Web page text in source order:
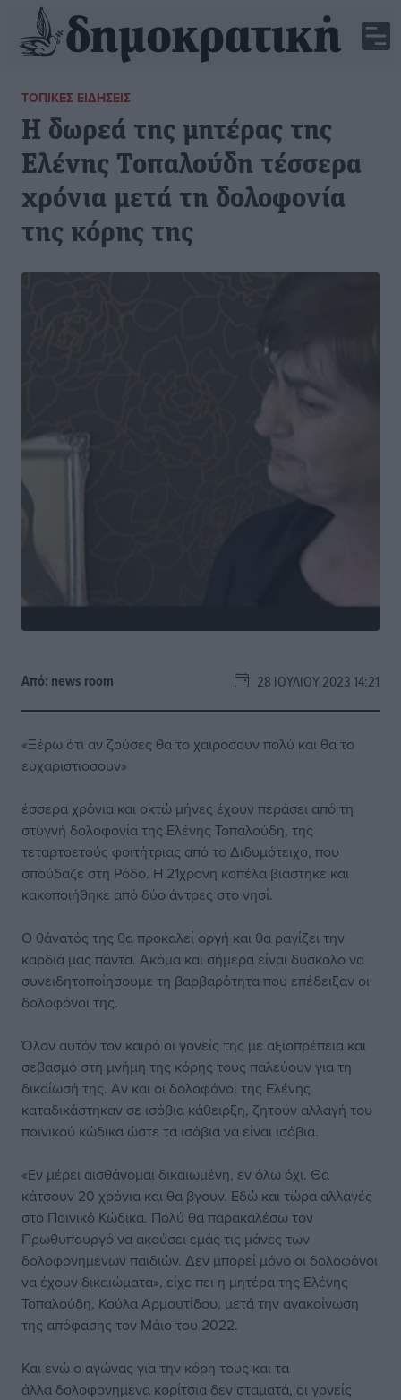
ΤΟΠΙΚΈΣ ΕΙΔΉΣΕΙΣ
Η δωρεά της μητέρας της
Ελένης Τοπαλούδη τέσσερα
χρόνια μετά τη δολοφονία
της κόρης της
Από: news room 28 ΙΟΥΛΊΟΥ 2023 14:21
«Ξέρω ότι αν ζούσες θα το χαιροσουν πολύ και θα το
ευχαριστιοσουν»
έσσερα χρόνια και οκτώ μήνες έχουν περάσει από τη
στυγνή δολοφονία της Ελένης Τοπαλούδη, της
τεταρτοετούς φοιτήτριας από το Διδυμότειχο, που
σπούδαζε στη Ρόδο. Η 21χρονη κοπέλα βιάστηκε και
κακοποιήθηκε από δύο άντρες στο νησί.
Ο θάνατός της θα προκαλεί οργή και θα ραγίζει την
καρδιά μας πάντα. Ακόμα και σήμερα είναι δύσκολο να
συνειδητοποίησουμε τη βαρβαρότητα που επέδειξαν οι
δολοφόνοι της.
Όλον αυτόν τον καιρό οι γονείς της με αξιοπρέπεια και
σεβασμό στη μνήμη της κόρης τους παλεύουν για τη
δικαίωσή της. Αν και οι δολοφόνοι της Ελένης
καταδικάστηκαν σε ισόβια κάθειρξη, ζητούν αλλαγή του
ποινικού κώδικα ώστε τα ισόβια να είναι ισόβια.
«Εν μέρει αισθάνομαι δικαιωμένη, εν όλω όχι. Θα
κάτσουν 20 χρόνια και θα βγουν. Εδώ και τώρα αλλαγές
στο Ποινικό Κώδικα. Πολύ θα παρακαλέσω τον
Πρωθυπουργό να ακούσει εμάς τις μάνες των
δολοφονημένων παιδιών. Δεν μπορεί μόνο οι δολοφόνοι
να έχουν δικαιώματα», είχε πει η μητέρα της Ελένης
Τοπαλούδη, Κούλα Αρμουτίδου, μετά την ανακοίνωση
της απόφασης τον Μάιο του 2022.
Και ενώ ο αγώνας για την κόρη τους και τα
άλλα δολοφονημένα κορίτσια δεν σταματά, οι γονείς